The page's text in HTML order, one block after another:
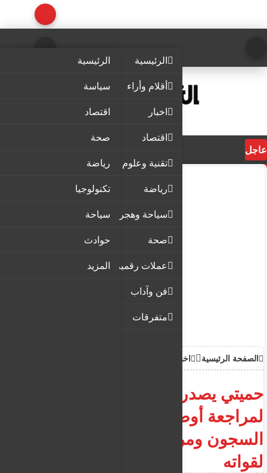
الرئيسية
أقلام وأراء
اخبار
اقتصاد
تقنية وعلوم
رياضة
سياحة وهجرة
صحة
عملات رقمية
فن وآداب
متفرقات
الرئيسية
سياسة
اقتصاد
صحة
رياضة
تكنولوجيا
سياحة
حوادث
المزيد
عاجل
الصفحة الرئيسية اخبار
حميتي يصدر قرار بتشكيل لجنة
لمراجعة أوضاع المعتقلين في
السجون ومراكز الاحتجاز التابعة
لقواته